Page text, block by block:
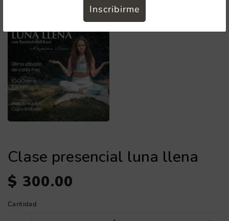
Clase presencial luna llena
Precio habitual
$ 300.00
Cantidad
Inscribirme